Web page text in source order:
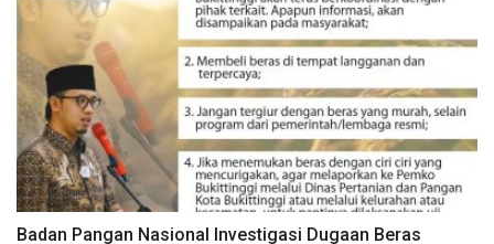
Badan Pangan Nasional Investigasi Dugaan Beras